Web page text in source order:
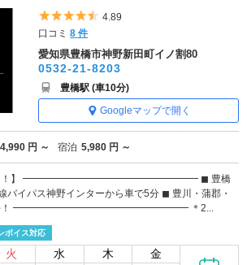
5つ星のうち4.5
4.89
口コミ8 件
愛知県豊橋市神野新田町イノ割80
0532-21-8203
豊橋駅 (車10分)
Googleマップで開く
4,990 円 ～ 宿泊 5,980 円 ～
完了！】 ━━━━━━━━━━━━━━━━━━ ◼︎ 豊橋
バイパス神野インターから車で5分 ◼︎ 豊川・蒲郡・
良好！ ━━━━━━━━━━━━━━━━━━ ＊2...
ボイス対応
火 水 木 金